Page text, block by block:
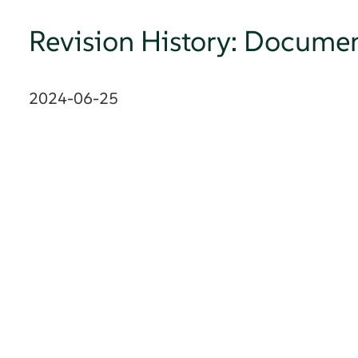
Revision History:
2024-06-25